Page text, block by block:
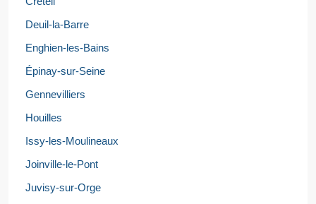
Deuil-la-Barre
Enghien-les-Bains
Épinay-sur-Seine
Gennevilliers
Houilles
Issy-les-Moulineaux
Joinville-le-Pont
Juvisy-sur-Orge